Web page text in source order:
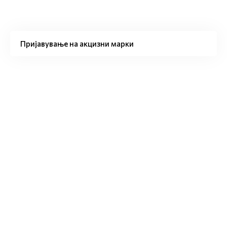
Пријавување на акцизни марки